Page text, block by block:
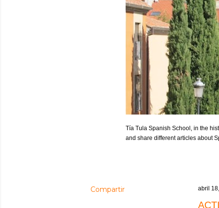
Tía Tula Spanish School, in the
and share different articles about
Compartir abril